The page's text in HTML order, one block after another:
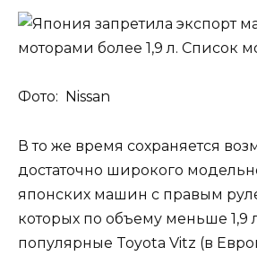
Фото: Nissan
В то же время сохраняется
достаточно широкого
японских машин с правым
которых по объему меньше 1,9
популярные Toyota Vitz (в